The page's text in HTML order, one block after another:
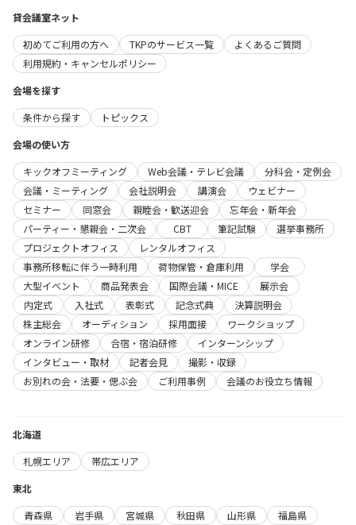
貸会議室ネット
初めてご利用の方へ
TKPのサービス一覧
よくあるご質問
利用規約・キャンセルポリシー
会場を探す
条件から探す
トピックス
会場の使い方
キックオフミーティング
Web会議・テレビ会議
分科会・定例会
会議・ミーティング
会社説明会 講演会
ウェビナー
セミナー
同窓会 親睦会・歓送迎会
忘年会・新年会
パーティー・懇親会・二次会
CBT 筆記試験
選挙事務所
プロジェクトオフィス
レンタルオフィス
事務所移転に伴う一時利用
荷物保管・倉庫利用
学会
大型イベント
商品発表会 国際会議・MICE
展示会
内定式
入社式 表彰式 記念式典
決算説明会
株主総会
オーディション 採用面接
ワークショップ
オンライン研修
合宿・宿泊研修
インターンシップ
インタビュー・取材
記者会見
撮影・収録
お別れの会・法要・偲ぶ会
ご利用事例 会議のお役立ち情報
北海道
札幌エリア
帯広エリア
東北
青森県
岩手県 宮城県 秋田県 山形県
福島県